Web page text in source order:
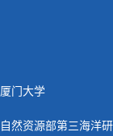
厦门大学
自然资源部第三海洋